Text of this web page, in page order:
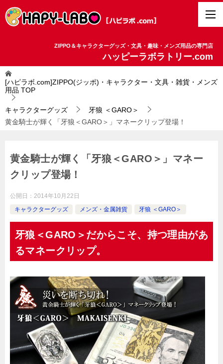
ZIPPO＆キャラクターグッズ・文具・趣味・メンズ用品の専門店
ハッピーラボラトリー.com
[ハピラボ.com]ZIPPO(ジッポ)・キャラクター・文具・雑貨・メンズ
用品 TOP
キャラクターグッズ
牙狼 ＜GARO＞
黄金騎士が輝く「牙狼＜GARO＞」マネークリップ登場！
黄金騎士が輝く「牙狼＜GARO＞」マネー
クリップ登場！
公開日： 2014年10月22日
キャラクターグッズ
メンズ・金属雑貨 牙狼 ＜GARO＞
牙狼＜GARO＞だからこそ、持つ理由があ
るマネークリップ。